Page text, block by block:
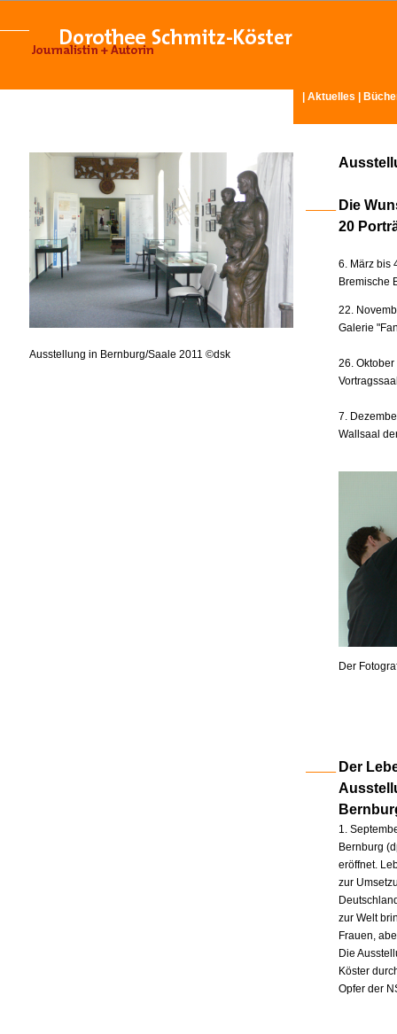
Aktuelles
Ausstellung in Bernburg/Saale 2011 ©dsk
Die
20
6. März bis
Bremische
22.
Galerie
26.
7.
Wallsaal
Der
Der
1.
Bernburg
eröffnet.
zur
zur Welt
Frauen,
Die
Köster
Opfer der